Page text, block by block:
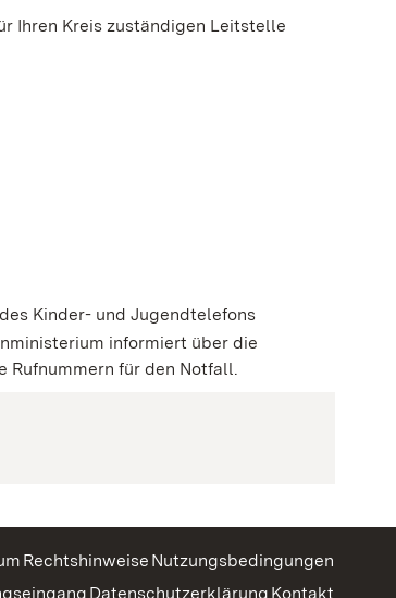
Ihren Kreis zuständigen Leitstelle
geöffnet)
Kinder- und Jugendtelefons
neuen Fenster geöffnet)
informiert über die
für den Notfall.
Rechtshinweise Nutzungsbedingungen
Datenschutzerklärung Kontakt